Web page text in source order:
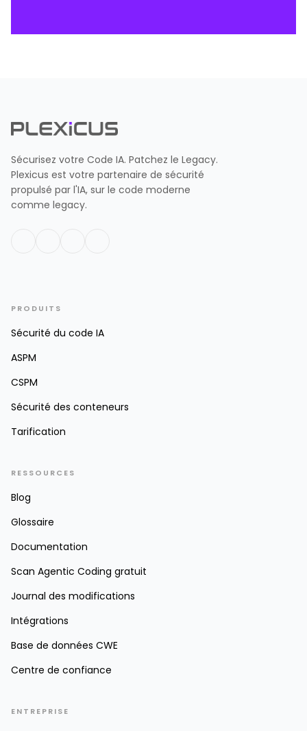
Sécurisez votre Code IA. Patchez le Legacy.
Plexicus est votre partenaire de sécurité
propulsé par l'IA, sur le code moderne
comme legacy.
PRODUITS
Sécurité du code IA
ASPM
CSPM
Sécurité des conteneurs
Tarification
RESSOURCES
Blog
Glossaire
Documentation
Scan Agentic Coding gratuit
Journal des modifications
Intégrations
Base de données CWE
Centre de confiance
ENTREPRISE